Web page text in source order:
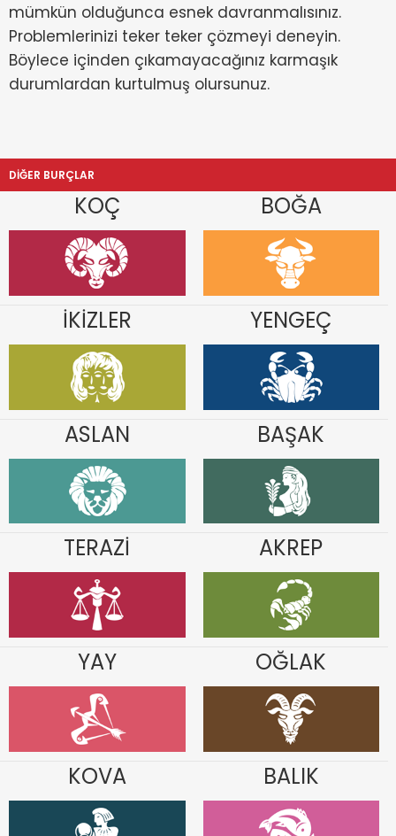
mümkün olduğunca esnek davranmalısınız.
Problemlerinizi teker teker çözmeyi deneyin.
Böylece içinden çıkamayacağınız karmaşık
durumlardan kurtulmuş olursunuz.
DİĞER BURÇLAR
KOÇ BOĞA
İKİZLER YENGEÇ
ASLAN BAŞAK
TERAZİ AKREP
YAY OĞLAK
KOVA BALIK